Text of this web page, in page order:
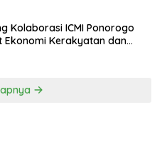
Kolaborasi ICMI Ponorogo
Ekonomi Kerakyatan dan